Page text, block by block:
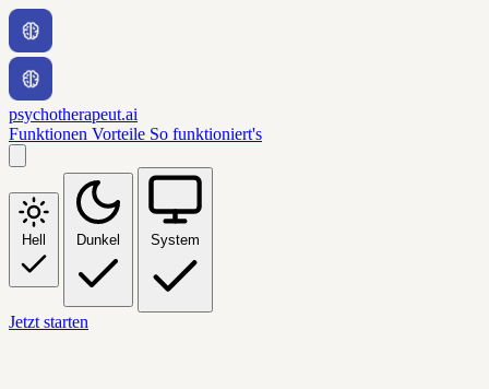
psychotherapeut.ai
Funktionen Vorteile So funktioniert's
Hell Dunkel System
Jetzt starten